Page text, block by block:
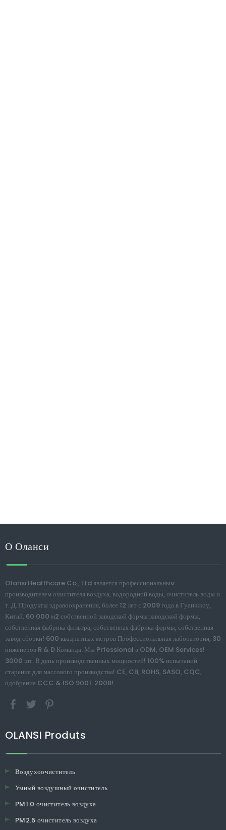
О Оланси
Olansi Healthcare Co., Ltd является профессиональным
производителем очистителя воздуха, водородной воды, очиститель воды и
т. Д. Продукты здравоохранения, более 12 лет с 2009 года в Гуанчжоу,
Китай. 60 000 м2 собственной заводской формы заводской формы,
собственная фабрика фильтра, собственная фабрика формы, собственная
завод сборки! 600 квадратных метров Профессиональная лаборатория, 30
инженеров R & D Команда. Мы Prfessional в ODM, OEM Services!
3000 шт. В день производственных мощностей! 100% испытаний
старения для массового производства! CE, CB, ROHS, SASO, CQC,
одобрение CCC & ISO 9001: 2008!
OLANSI Produts
Воздухоочиститель
Умный воздушный очиститель
PM1.0 очиститель воздуха
PM2.5 очиститель воздуха